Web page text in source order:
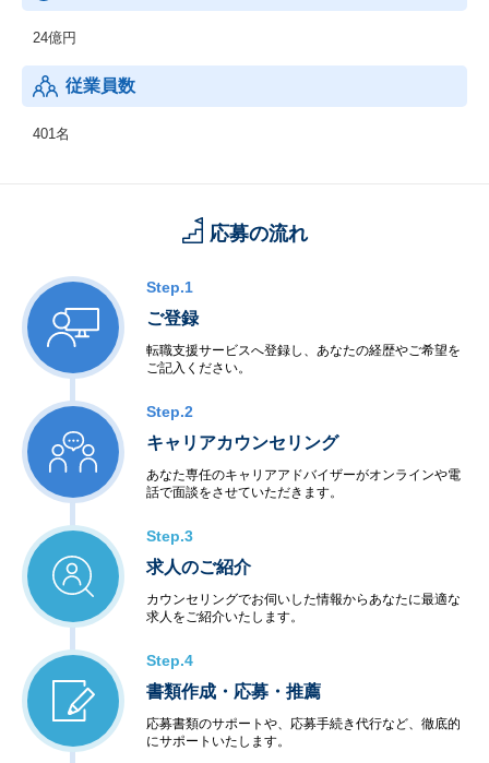
24億円
従業員数
401名
応募の流れ
Step.1
ご登録
転職支援サービスへ登録し、あなたの経歴やご希望を
ご記入ください。
Step.2
キャリアカウンセリング
あなた専任のキャリアアドバイザーがオンラインや電
話で面談をさせていただきます。
Step.3
求人のご紹介
カウンセリングでお伺いした情報からあなたに最適な
求人をご紹介いたします。
Step.4
書類作成・応募・推薦
応募書類のサポートや、応募手続き代行など、徹底的
にサポートいたします。